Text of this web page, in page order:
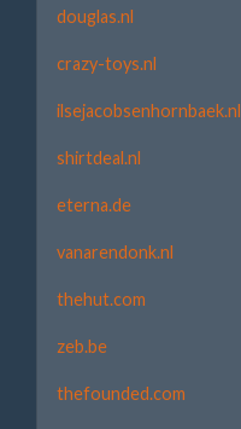
douglas.nl
crazy-toys.nl
ilsejacobsenhornbaek.nl
shirtdeal.nl
eterna.de
vanarendonk.nl
thehut.com
zeb.be
thefounded.com